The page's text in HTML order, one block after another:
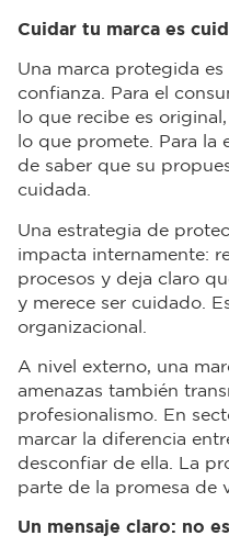
Cuidar tu marca es
Una marca protegida
confianza. Para el
lo que recibe es
lo que promete. Para la
de saber que su
cuidada.
Una estrategia de
impacta internamente:
procesos y deja claro
y merece ser cuidado.
organizacional.
A nivel externo, una
amenazas también
profesionalismo. En
marcar la diferencia
desconfiar de ella. La
parte de la promesa de
Un mensaje claro: no